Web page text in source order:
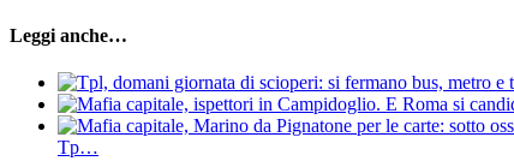
Leggi anche…
Tp…